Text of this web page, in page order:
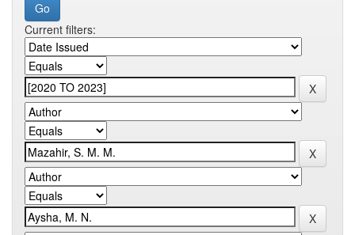
Current filters: